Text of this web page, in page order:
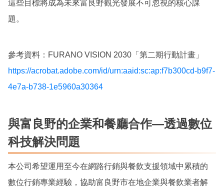
這些目標將成為未來富良野觀光發展不可忽視的核心課
題。
參考資料：FURANO VISION 2030「第二期行動計畫」
https://acrobat.adobe.com/id/urn:aaid:sc:ap:f7b300cd-b9f7-
4e7a-b738-1e5960a30364
與富良野的企業和餐廳合作—透過數位
科技解決問題
本公司希望運用至今在網路行銷與餐飲支援領域中累積的
數位行銷專業經驗，協助富良野市在地企業與餐飲業者解